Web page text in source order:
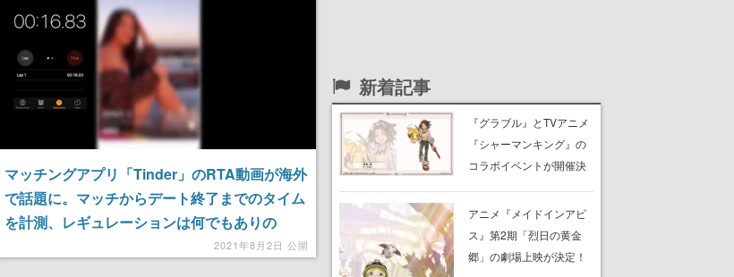
マッチングアプリ「Tinder」のRTA動画が海外
で話題に。マッチからデート終了までのタイム
を計測、レギュレーションは何でもありの
「Any%」で記録は5時間4分19秒2021年8月2日 公開
新着記事
『グラブル』とTVアニメ
『シャーマンキング』の
コラボイベントが開催決
子）のビジュアルも公開
アニメ『メイドインアビ
ス』第2期「烈日の黄金
郷」の劇場上映が決定！